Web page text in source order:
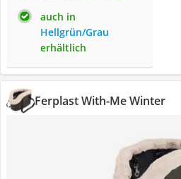
auch in
Hellgrün/Grau
erhältlich
Ferplast With-Me Winter